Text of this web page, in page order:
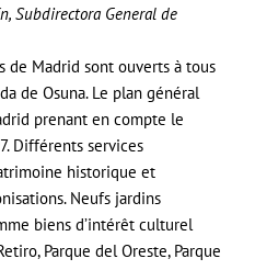
Subdirectora General de
de Madrid sont ouverts à tous
de Osuna. Le plan général
prenant en compte le
Différents services
historique et
Neufs jardins
biens d’intérêt culturel
Parque del Oreste, Parque